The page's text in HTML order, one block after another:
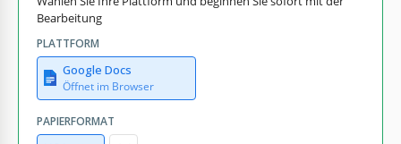
Bearbeitung
PLATTFORM
Google Docs
Öffnet im Browser
PAPIERFORMAT